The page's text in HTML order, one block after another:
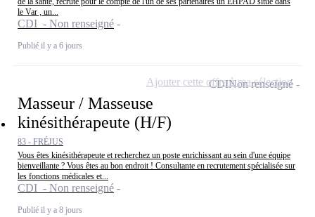
le Var , un...
CDI - Non renseigné
Publié il y a 6 jours
Masseur / Masseuse
kinésithérapeute (H/F)
83 - FRÉJUS
Vous êtes kinésithérapeute et recherchez un poste enrichissant au sein d'une équipe
bienveillante ? Vous êtes au bon endroit ! Consultante en recrutement spécialisée sur
les fonctions médicales et...
CDI - Non renseigné
Publié il y a 8 jours
CDINon renseigné
Ajouter cette offre à ma sélection